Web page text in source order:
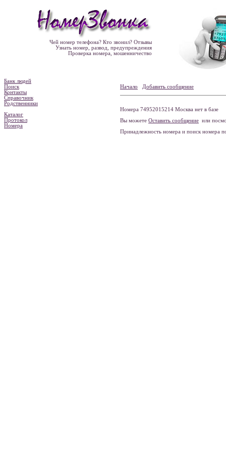
Чей номер телефона? Кто звонил? Отзывы
Узнать номер, развод, предупреждения
Проверка номера, мошенничество
Банк людей
Поиск
Контакты
Справочник
Родственники
Каталог
Протокол
Номера
Начало Добавить сообщение
Номера 74952015214 Москва нет в базе
Вы можете Оставить сообщение или
Принадлежность номера и поиск номера